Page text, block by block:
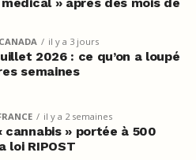
il y a 3 jours
2026 : ce qu’on a loupé
semaines
il y a 2 semaines
cannabis » portée à 500
loi RIPOST